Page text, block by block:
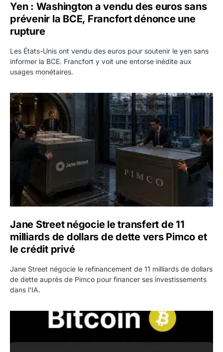
Yen : Washington a vendu des euros sans
prévenir la BCE, Francfort dénonce une
rupture
Les États-Unis ont vendu des euros pour soutenir le yen sans
informer la BCE. Francfort y voit une entorse inédite aux
usages monétaires.
Jane Street négocie le transfert de 11 milliards de
Jane Street négocie le transfert de 11
milliards de dollars de dette vers Pimco et
le crédit privé
Jane Street négocie le refinancement de 11 milliards de dollars
de dette auprès de Pimco pour financer ses investissements
dans l'IA.
Bitcoin stagne à 64 000 dollars pendant que les